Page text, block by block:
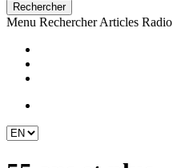
Rechercher
Menu Rechercher Articles Radio